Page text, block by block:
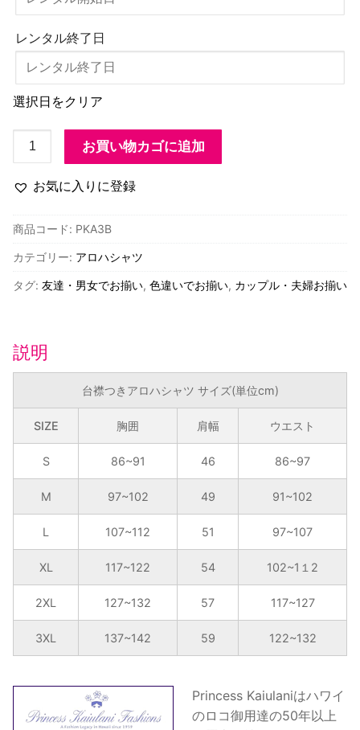
レンタル終了日
選択日をクリア
PKA3B
プ
リ
ス
カ
イ
青
テ
ア
ツ
お買い物カゴに追加
お気に入りに登録
商品コード: PKA3B
カテゴリー: アロハシャツ
タグ: 友達・男女でお揃い, 色違いでお揃い, カップル・夫婦お揃い
説明
台襟つきアロハシャツ サイズ(単位cm)
SIZE 胸囲 肩幅 ウエスト
S 86~91 46 86~97
M 97~102 49 91~102
L 107~112 51 97~107
XL 117~122 54 102~1１2
2XL 127~132 57 117~127
3XL 137~142 59 122~132
Princess Kaiulaniはハワイ
のロコ御用達の50年以上